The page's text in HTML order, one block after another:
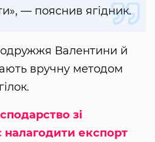
— пояснив ягідник.
Валентини й
вручну методом
зі
експорт